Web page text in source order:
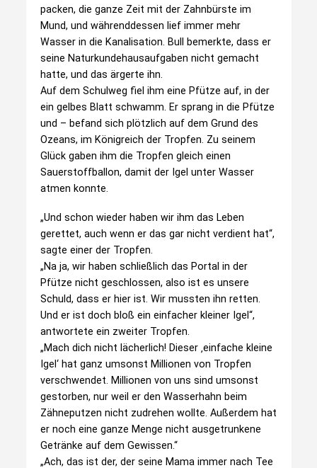
packen, die ganze Zeit mit der Zahnbürste im
Mund, und währenddessen lief immer mehr
Wasser in die Kanalisation. Bull bemerkte, dass er
seine Naturkundehausaufgaben nicht gemacht
hatte, und das ärgerte ihn.
Auf dem Schulweg fiel ihm eine Pfütze auf, in der
ein gelbes Blatt schwamm. Er sprang in die Pfütze
und – befand sich plötzlich auf dem Grund des
Ozeans, im Königreich der Tropfen. Zu seinem
Glück gaben ihm die Tropfen gleich einen
Sauerstoffballon, damit der Igel unter Wasser
atmen konnte.
„Und schon wieder haben wir ihm das Leben
gerettet, auch wenn er das gar nicht verdient hat“,
sagte einer der Tropfen.
„Na ja, wir haben schließlich das Portal in der
Pfütze nicht geschlossen, also ist es unsere
Schuld, dass er hier ist. Wir mussten ihn retten.
Und er ist doch bloß ein einfacher kleiner Igel“,
antwortete ein zweiter Tropfen.
„Mach dich nicht lächerlich! Dieser ‚einfache kleine
Igel‘ hat ganz umsonst Millionen von Tropfen
verschwendet. Millionen von uns sind umsonst
gestorben, nur weil er den Wasserhahn beim
Zähneputzen nicht zudrehen wollte. Außerdem hat
er noch eine ganze Menge nicht ausgetrunkene
Getränke auf dem Gewissen.“
„Ach, das ist der, der seine Mama immer nach Tee